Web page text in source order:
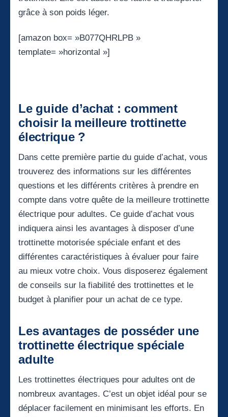
grâce à son poids léger.
[amazon box= »B077QHRLPB »
template= »horizontal »]
Le guide d’achat : comment
choisir la meilleure trottinette
électrique ?
Dans cette première partie du guide d’achat, vous
trouverez des informations sur les différentes
questions et les différents critères à prendre en
compte dans votre quête de la meilleure trottinette
électrique pour adultes. Ce guide d’achat vous
indiquera ainsi les avantages à disposer d’une
trottinette motorisée spéciale enfant et des
différentes caractéristiques à évaluer pour faire
au mieux votre choix. Vous disposerez également
de conseils sur la fiabilité des trottinettes et le
budget à planifier pour un achat de ce type.
Les avantages de posséder une
trottinette électrique spéciale
adulte
Les trottinettes électriques pour adultes ont de
nombreux avantages. C’est un objet idéal pour se
déplacer facilement en minimisant les efforts. En